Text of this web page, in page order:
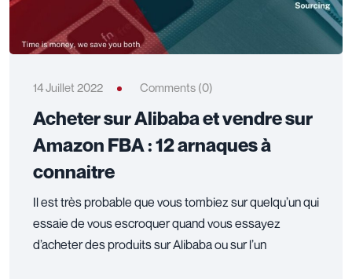
14 Juillet 2022 Comments (0)
Acheter sur Alibaba et vendre sur
Amazon FBA : 12 arnaques à
connaitre
Il est très probable que vous tombiez sur quelqu’un qui
essaie de vous escroquer quand vous essayez
d’acheter des produits sur Alibaba ou sur l’un